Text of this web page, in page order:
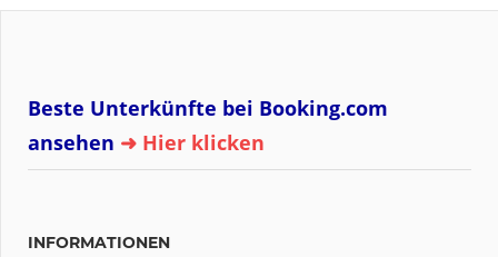
Beste Unterkünfte bei Booking.com
ansehen ➜ Hier klicken
INFORMATIONEN